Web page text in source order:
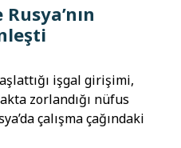
işgal girişimi,
zorlandığı nüfus
çalışma çağındaki